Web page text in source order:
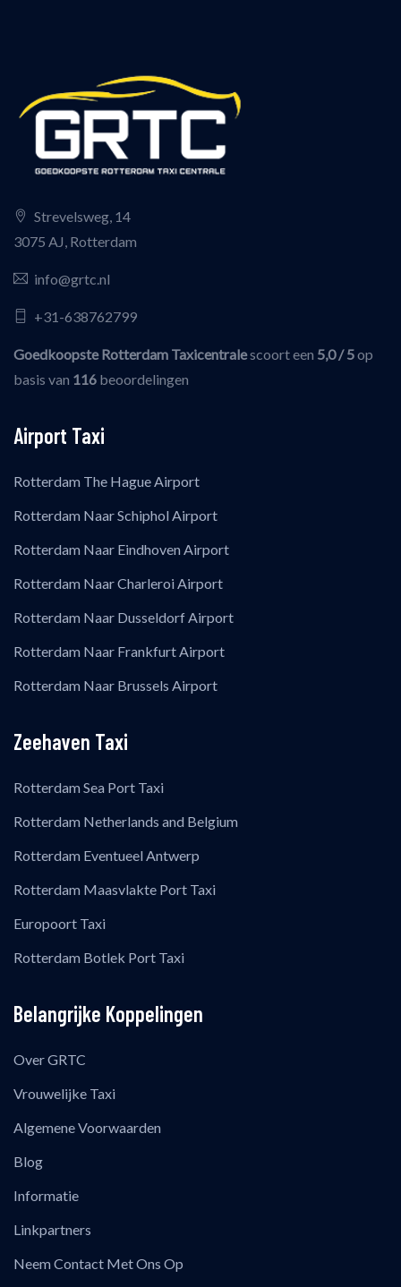
Strevelsweg, 14
3075 AJ, Rotterdam
info@grtc.nl
+31-638762799
Goedkoopste Rotterdam Taxicentralescoort een 5,0/ 5op
basis van 116 beoordelingen
Airport Taxi
Rotterdam The Hague Airport
Rotterdam Naar Schiphol Airport
Rotterdam Naar Eindhoven Airport
Rotterdam Naar Charleroi Airport
Rotterdam Naar Dusseldorf Airport
Rotterdam Naar Frankfurt Airport
Rotterdam Naar Brussels Airport
Zeehaven Taxi
Rotterdam Sea Port Taxi
Rotterdam Netherlands and Belgium
Rotterdam Eventueel Antwerp
Rotterdam Maasvlakte Port Taxi
Europoort Taxi
Rotterdam Botlek Port Taxi
Belangrijke Koppelingen
Over GRTC
Vrouwelijke Taxi
Algemene Voorwaarden
Blog
Informatie
Linkpartners
Neem Contact Met Ons Op